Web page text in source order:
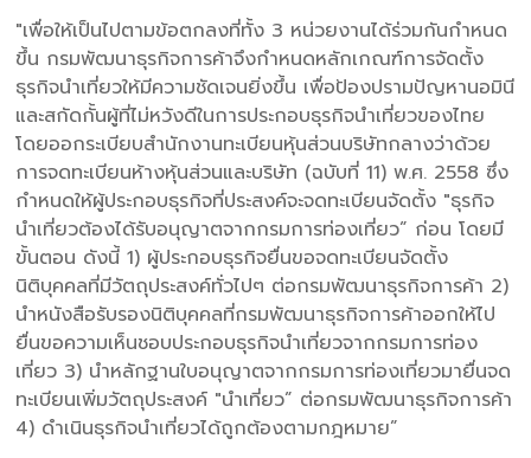
"เพื่อให้เป็นไปตามข้อตกลงที่ทั้ง 3 หน่วยงานได้ร่วมกันกำหนด
ขึ้น กรมพัฒนาธุรกิจการค้าจึงกำหนดหลักเกณฑ์การจัดตั้ง
ธุรกิจนำเที่ยวให้มีความชัดเจนยิ่งขึ้น เพื่อป้องปรามปัญหานอมินี
และสกัดกั้นผู้ที่ไม่หวังดีในการประกอบธุรกิจนำเที่ยวของไทย
โดยออกระเบียบสำนักงานทะเบียนหุ้นส่วนบริษัทกลางว่าด้วย
การจดทะเบียนห้างหุ้นส่วนและบริษัท (ฉบับที่ 11) พ.ศ. 2558 ซึ่ง
กำหนดให้ผู้ประกอบธุรกิจที่ประสงค์จะจดทะเบียนจัดตั้ง "ธุรกิจ
นำเที่ยวต้องได้รับอนุญาตจากกรมการท่องเที่ยว” ก่อน โดยมี
ขั้นตอน ดังนี้ 1) ผู้ประกอบธุรกิจยื่นขอจดทะเบียนจัดตั้ง
นิติบุคคลที่มีวัตถุประสงค์ทั่วไปๆ ต่อกรมพัฒนาธุรกิจการค้า 2)
นำหนังสือรับรองนิติบุคคลที่กรมพัฒนาธุรกิจการค้าออกให้ไป
ยื่นขอความเห็นชอบประกอบธุรกิจนำเที่ยวจากกรมการท่อง
เที่ยว 3) นำหลักฐานใบอนุญาตจากกรมการท่องเที่ยวมายื่นจด
ทะเบียนเพิ่มวัตถุประสงค์ "นำเที่ยว” ต่อกรมพัฒนาธุรกิจการค้า
4) ดำเนินธุรกิจนำเที่ยวได้ถูกต้องตามกฎหมาย”